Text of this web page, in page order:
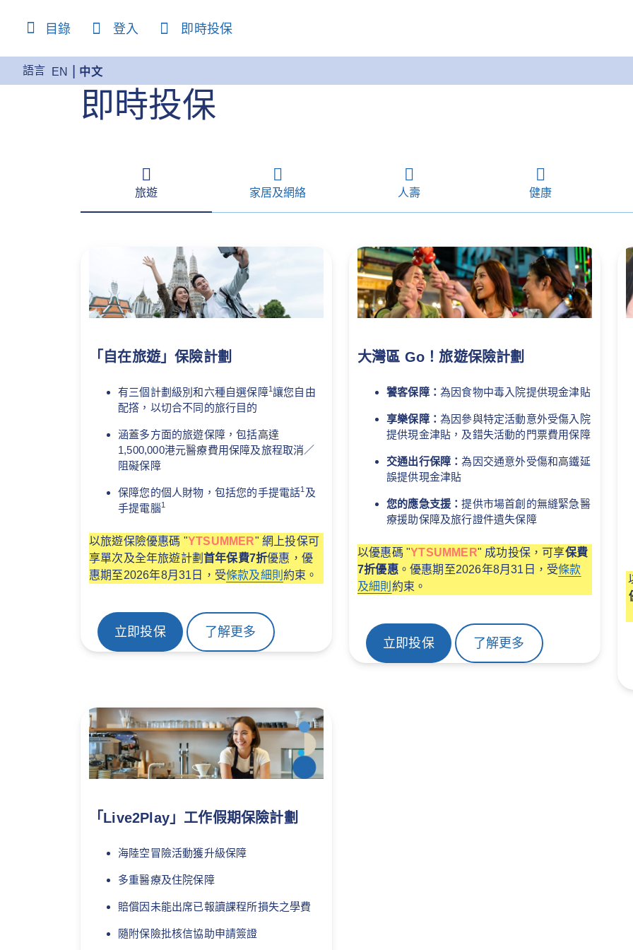
目錄 登入 即時投保
語言 EN 中文
即時投保
旅遊 家居及網絡 人壽 健康
「自在旅遊」保險計劃
有三個計劃級別和六種自選保障1讓您自由
配撘，以切合不同的旅行目的
涵蓋多方面的旅遊保障，包括高達
1,500,000港元醫療費用保障及旅程取消／
阻礙保障
保障您的個人財物，包括您的手提電話1 及
手提電腦1
以旅遊保險優惠碼 "YTSUMMER" 網上投保可
享單次及全年旅遊計劃 首年保費7折優惠，優
惠期至2026年8月31日，受條款及細則 約束。
立即投保 了解更多
大灣區 Go！旅遊保險計劃
饕客保障： 為因食物中毒入院提供現金津貼
享樂保障： 為因參與特定活動意外受傷入院
提供現金津貼，及錯失活動的門票費用保障
交通出行保障：為因交通意外受傷和高鐵延
誤提供現金津貼
您的應急支援：提供市場首創的無縫緊急醫
療援助保障及旅行證件遺失保障
以優惠碼 "YTSUMMER" 成功投保，可享保費
7折優惠。優惠期至2026年8月31日，受條款
及細則 約束。
立即投保 了解更多
「Live2Play」工作假期保險計劃
海陸空冒險活動獲升級保障
多重醫療及住院保障
賠償因未能出席已報讀課程所損失之學費
隨附保險批核信協助申請簽證